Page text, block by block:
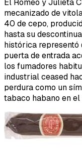
mecanizado de
40 de cepo,
hasta su
histórica representó
puerta de entrada
los fumadores
industrial ceased
perdura como un
tabaco habano en